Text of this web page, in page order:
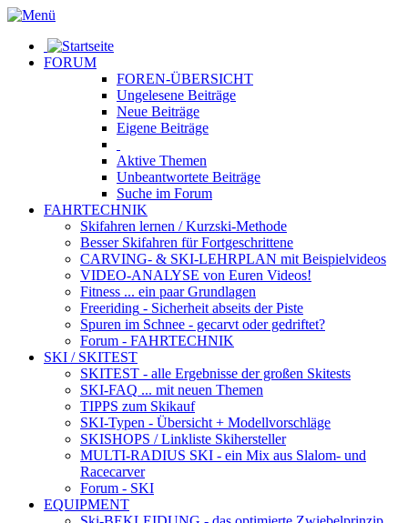
FORUM
FOREN-ÜBERSICHT
Ungelesene Beiträge
Neue Beiträge
Eigene Beiträge
Aktive Themen
Unbeantwortete Beiträge
Suche im Forum
FAHRTECHNIK
Skifahren lernen / Kurzski-Methode
Besser Skifahren für Fortgeschrittene
CARVING- & SKI-LEHRPLAN mit Beispielvideos
VIDEO-ANALYSE von Euren Videos!
Fitness ... ein paar Grundlagen
Freeriding - Sicherheit abseits der Piste
Spuren im Schnee - gecarvt oder gedriftet?
Forum - FAHRTECHNIK
SKI / SKITEST
SKITEST - alle Ergebnisse der großen Skitests
SKI-FAQ ... mit neuen Themen
TIPPS zum Skikauf
SKI-Typen - Übersicht + Modellvorschläge
SKISHOPS / Linkliste Skihersteller
MULTI-RADIUS SKI - ein Mix aus Slalom- und
Racecarver
Forum - SKI
EQUIPMENT